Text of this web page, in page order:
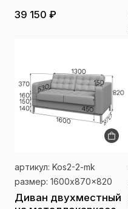
39 150 ₽
артикул: Kos2-2-mk
размер: 1600x870x820
Диван двухместный